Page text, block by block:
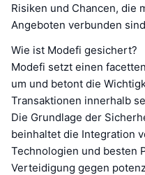
Risiken und Chancen, die
Angeboten verbunden
Wie ist Modefi gesichert?
Modefi setzt einen
um und betont die
Transaktionen innerhalb
Die Grundlage der
beinhaltet die Integration
Technologien und besten
Verteidigung gegen